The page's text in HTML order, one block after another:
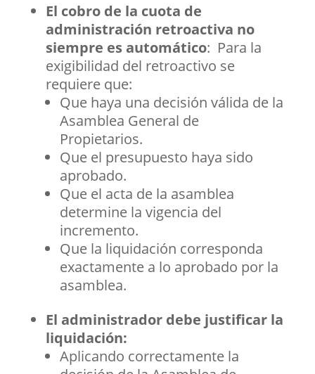
El cobro de la cuota de
administración retroactiva no
siempre es automático: Para la
exigibilidad del retroactivo se
requiere que:
Que haya una decisión válida de la
Asamblea General de
Propietarios.
Que el presupuesto haya sido
aprobado.
Que el acta de la asamblea
determine la vigencia del
incremento.
Que la liquidación corresponda
exactamente a lo aprobado por la
asamblea.
El administrador debe justificar la
liquidación:
Aplicando correctamente la